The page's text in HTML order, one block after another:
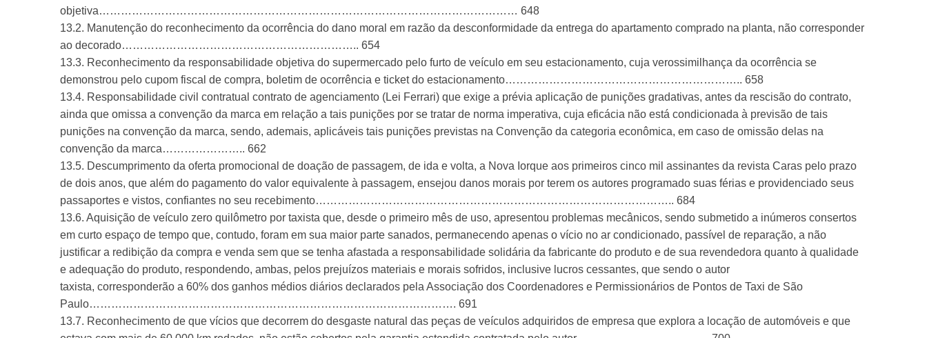
objetiva…………………………………………………………………………………………………… 648
13.2. Manutenção do reconhecimento da ocorrência do dano moral em razão da desconformidade da entrega do apartamento comprado na planta, não corresponder
ao decorado……………………………………………………….. 654
13.3. Reconhecimento da responsabilidade objetiva do supermercado pelo furto de veículo em seu estacionamento, cuja verossimilhança da ocorrência se
demonstrou pelo cupom fiscal de compra, boletim de ocorrência e ticket do estacionamento……………………………………………………….. 658
13.4. Responsabilidade civil contratual contrato de agenciamento (Lei Ferrari) que exige a prévia aplicação de punições gradativas, antes da rescisão do contrato,
ainda que omissa a convenção da marca em relação a tais punições por se tratar de norma imperativa, cuja eficácia não está condicionada à previsão de tais
punições na convenção da marca, sendo, ademais, aplicáveis tais punições previstas na Convenção da categoria econômica, em caso de omissão delas na
convenção da marca………………….. 662
13.5. Descumprimento da oferta promocional de doação de passagem, de ida e volta, a Nova Iorque aos primeiros cinco mil assinantes da revista Caras pelo prazo
de dois anos, que além do pagamento do valor equivalente à passagem, ensejou danos morais por terem os autores programado suas férias e providenciado seus
passaportes e vistos, confiantes no seu recebimento…………………………………………………………………………………….. 684
13.6. Aquisição de veículo zero quilômetro por taxista que, desde o primeiro mês de uso, apresentou problemas mecânicos, sendo submetido a inúmeros consertos
em curto espaço de tempo que, contudo, foram em sua maior parte sanados, permanecendo apenas o vício no ar condicionado, passível de reparação, a não
justificar a redibição da compra e venda sem que se tenha afastada a responsabilidade solidária da fabricante do produto e de sua revendedora quanto à qualidade
e adequação do produto, respondendo, ambas, pelos prejuízos materiais e morais sofridos, inclusive lucros cessantes, que sendo o autor
taxista, corresponderão a 60% dos ganhos médios diários declarados pela Associação dos Coordenadores e Permissionários de Pontos de Taxi de São
Paulo………………………………………………………………………………………. 691
13.7. Reconhecimento de que vícios que decorrem do desgaste natural das peças de veículos adquiridos de empresa que explora a locação de automóveis e que